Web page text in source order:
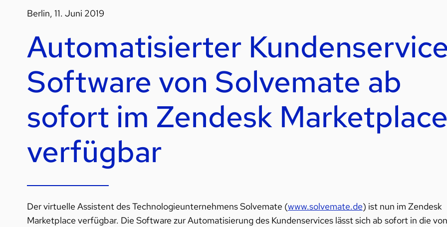
Berlin, 11. Juni 2019
Automatisierter
Software von Solvemate ab
sofort im Zendesk
verfügbar
Der virtuelle Assistent des Technologieunternehmens Solvemate (www.solvemate.de) ist nun im Zendesk
Marketplace verfügbar. Die Software zur Automatisierung des Kundenservices lässt sich ab sofort in die von